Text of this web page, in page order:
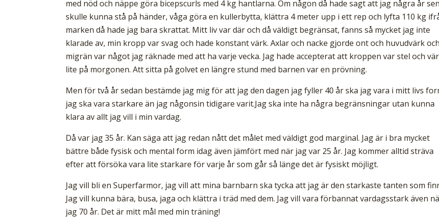
med nöd och näppe göra bicepscurls med 4 kg hantlarna. Om någon då hade sagt att jag några år
skulle kunna stå på händer, våga göra en kullerbytta, klättra 4 meter upp i ett rep och lyfta 110 kg
marken då hade jag bara skrattat. Mitt liv var där och då väldigt begränsat, fanns så mycket jag inte
klarade av, min kropp var svag och hade konstant värk. Axlar och nacke gjorde ont och huvudvärk och
migrän var något jag räknade med att ha varje vecka. Jag hade accepterat att kroppen var stel och
lite på morgonen. Att sitta på golvet en längre stund med barnen var en prövning.
Men för två år sedan bestämde jag mig för att jag den dagen jag fyller 40 år ska jag vara i mitt livs
jag ska vara starkare än jag någonsin tidigare varit.Jag ska inte ha några begränsningar utan kunna
klara av allt jag vill i min vardag.
Då var jag 35 år. Kan säga att jag redan nått det målet med väldigt god marginal. Jag är i bra mycket
bättre både fysisk och mental form idag även jämfört med när jag var 25 år. Jag kommer alltid sträva
efter att försöka vara lite starkare för varje år som går så länge det är fysiskt möjligt.
Jag vill bli en Superfarmor, jag vill att mina barnbarn ska tycka att jag är den starkaste tanten som
Jag vill kunna bära, busa, jaga och klättra i träd med dem. Jag vill vara förbannat vardagsstark även
jag 70 år. Det är mitt mål med min träning!